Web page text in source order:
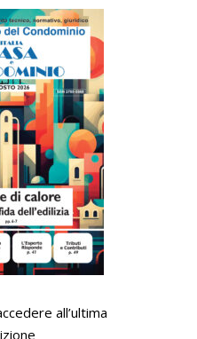
all’ultima